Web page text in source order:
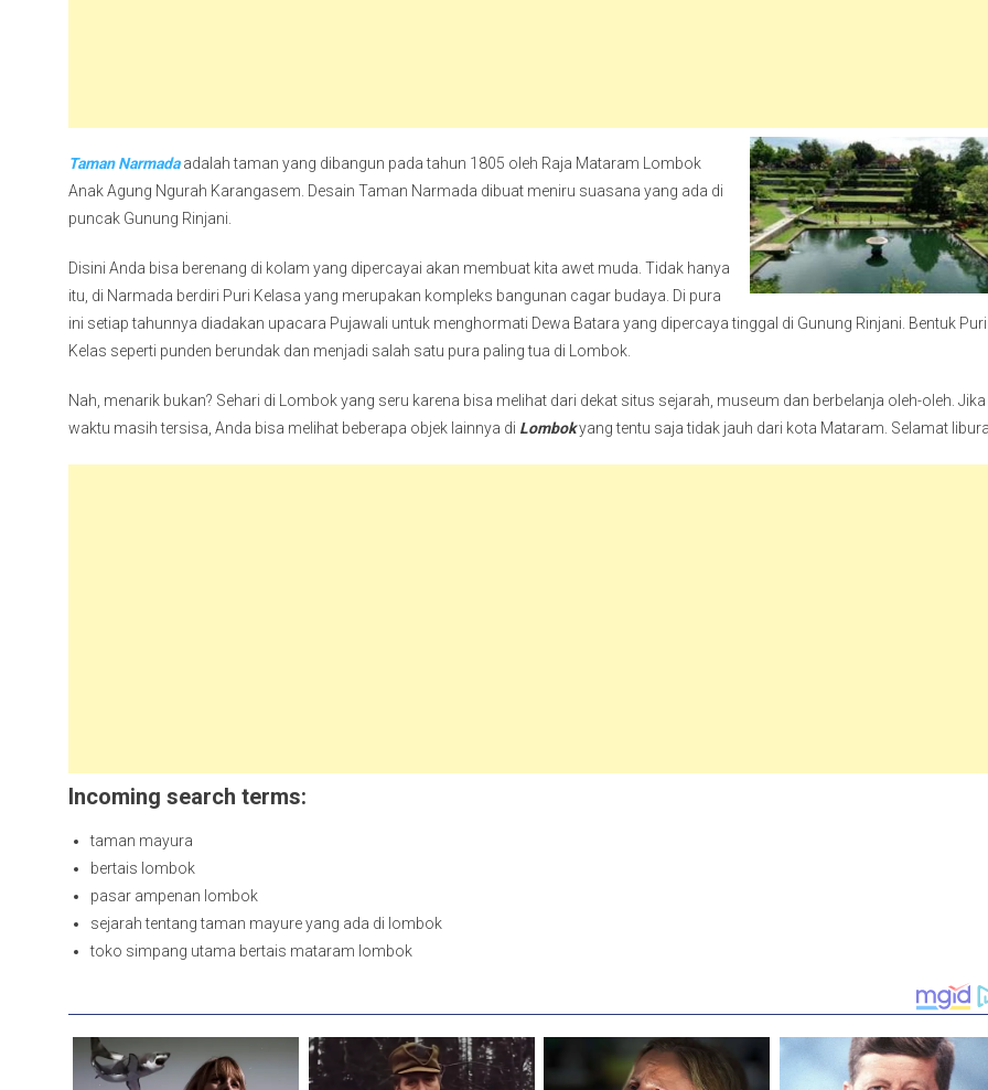
Taman Narmadaadalah taman yang dibangun pada tahun 1805 oleh Raja Mataram Lombok
Anak Agung Ngurah Karangasem. Desain Taman Narmada dibuat meniru suasana yang ada di
puncak Gunung Rinjani.
Disini Anda bisa berenang di kolam yang dipercayai akan membuat kita awet muda. Tidak hanya
itu, di Narmada berdiri Puri Kelasa yang merupakan kompleks bangunan cagar budaya. Di pura
ini setiap tahunnya diadakan upacara Pujawali untuk menghormati Dewa Batara yang dipercaya tinggal di Gunung Rinjani. Bentuk Puri
Kelas seperti punden berundak dan menjadi salah satu pura paling tua di Lombok.
Nah, menarik bukan? Sehari di Lombok yang seru karena bisa melihat dari dekat situs sejarah, museum dan berbelanja oleh-oleh. Jika
waktu masih tersisa, Anda bisa melihat beberapa objek lainnya di Lombokyang tentu saja tidak jauh dari kota Mataram. Selamat
Incoming search terms:
taman mayura
bertais lombok
pasar ampenan lombok
sejarah tentang taman mayure yang ada di lombok
toko simpang utama bertais mataram lombok